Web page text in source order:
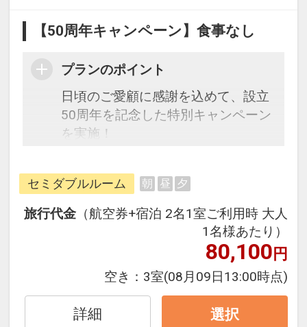
【50周年キャンペーン】食事なし
プランのポイント
日頃のご愛顧に感謝を込めて、設立
50周年を記念した特別キャンペーン
を実施！
ンよりもお得な特別価格にてご旅行
をご案内いたします。
往復の航空券と宿泊がセットになっ
たスタンダードの＜食事なし＞プラ
フライトと宿泊を自由に組み合わせ
できるダイナミックパッケージだか
ら、一都市滞在はもちろん周遊旅行
セミダブルルーム 朝 昼 夕
旅行代金 （航空券+宿泊 2名1室ご利用時 大人
1名様あたり）
80,100円
空き： 3室(08月09日13:00時点)
詳細 選択